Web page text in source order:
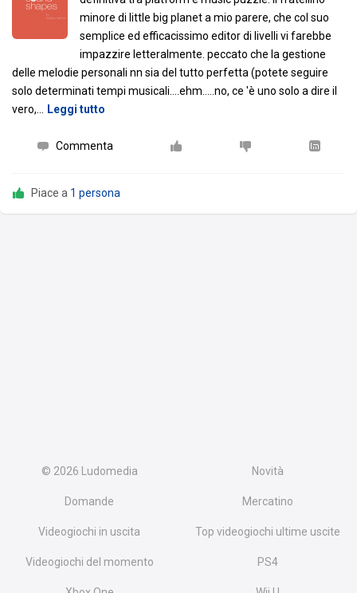
minore di little big planet a mio parere, che col suo
semplice ed efficacissimo editor di livelli vi farebbe
impazzire letteralmente. peccato che la gestione
delle melodie personali nn sia del tutto perfetta (potete seguire
solo determinati tempi musicali....ehm.....no, ce 'è uno solo a dire il
vero,
Leggi tutto
Commenta
Piace a 1 persona
© 2026 Ludomedia Novità
Domande Mercatino
Videogiochi in uscita Top videogiochi ultime uscite
Videogiochi del momento PS4